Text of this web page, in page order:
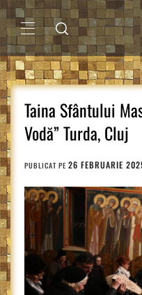
Sari
la
conținutMENIU
PRINCIPAL
Taina Sfântului
Vodă” Turda, Cluj
PUBLICAT PE 26 FEBRUARIE